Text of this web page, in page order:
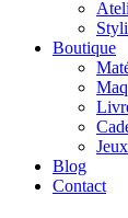
Boutique
Blog
Contact